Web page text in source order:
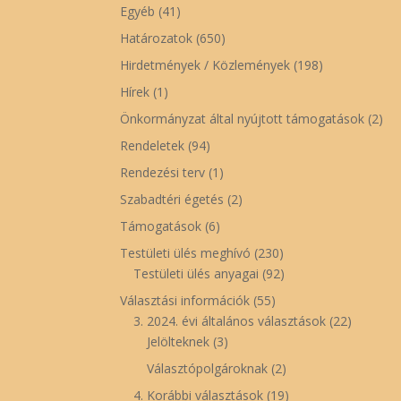
Egyéb (41)
Határozatok (650)
Hirdetmények / Közlemények (198)
Hírek (1)
Önkormányzat által nyújtott támogatások (2)
Rendeletek (94)
Rendezési terv (1)
Szabadtéri égetés (2)
Támogatások (6)
Testületi ülés meghívó (230)
Testületi ülés anyagai (92)
Választási információk (55)
3. 2024. évi általános választások (22)
Jelölteknek (3)
Választópolgároknak (2)
4. Korábbi választások (19)